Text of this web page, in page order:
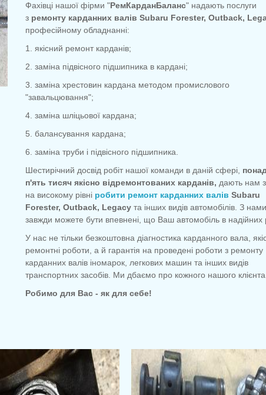
Фахівці нашої фірми "РемКарданБаланс" надають послуги
з ремонту карданних валів Subaru Forester, Outback,
професійному обладнанні:
1. якісний ремонт карданів;
2. заміна підвісного підшипника в кардані;
3. заміна хрестовин кардана методом промислового
"завальцювання";
4. заміна шліцьової кардана;
5. балансування кардана;
6. заміна труби і підвісного підшипника.
Шестирічний досвід робіт нашої команди в даній сфері,
п'ять тисяч якісно відремонтованих карданів, дають нам
на високому рівні робити ремонт карданних валів Subaru
Forester, Outback, Legacy та інших видів автомобілів. З
завжди можете бути впевнені, що Ваш автомобіль в надійних
У нас не тільки безкоштовна діагностика карданного вала,
ремонтні роботи, а й гарантія на проведені роботи з ремонту
карданних валів іномарок, легкових машин та інших видів
транспортних засобів. Ми дбаємо про кожного нашого
Робимо для Вас - як для себе!